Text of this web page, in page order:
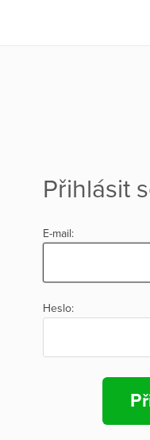
Přihlásit
E-mail:
Heslo: